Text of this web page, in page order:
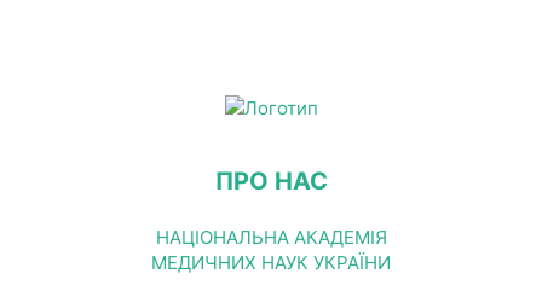
ПРО НАС
НАЦІОНАЛЬНА АКАДЕМІЯ
МЕДИЧНИХ НАУК УКРАЇНИ